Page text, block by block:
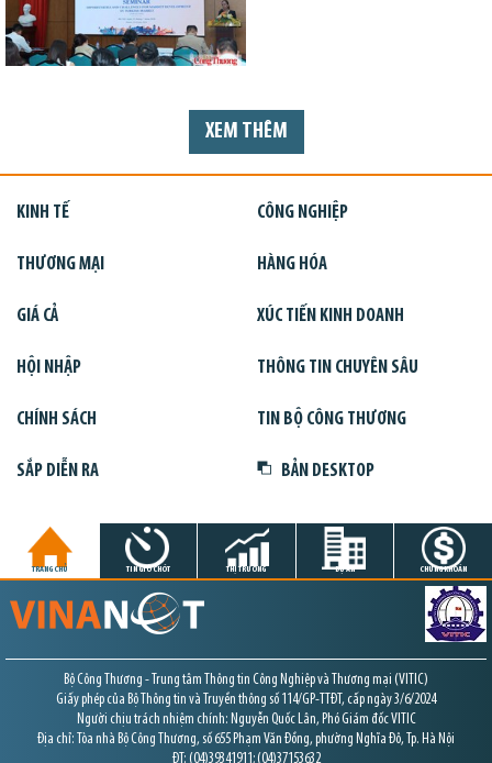
XEM THÊM
KINH TẾ CÔNG NGHIỆP
THƯƠNG MẠI HÀNG HÓA
GIÁ CẢ XÚC TIẾN KINH DOANH
HỘI NHẬP THÔNG TIN CHUYÊN SÂU
CHÍNH SÁCH TIN BỘ CÔNG THƯƠNG
SẮP DIỄN RA BẢN DESKTOP
TRANG CHỦ TIN GIỜ CHÓT THỊ TRƯỜNG DỰ ÁN CHỨNG KHOÁN
Bộ Công Thương - Trung tâm Thông tin Công Nghiệp và Thương mại (VITIC)
Giấy phép của Bộ Thông tin và Truyền thông số 114/GP-TTĐT, cấp ngày 3/6/2024
Người chịu trách nhiệm chính: Nguyễn Quốc Lân, Phó Giám đốc VITIC
Địa chỉ: Tòa nhà Bộ Công Thương, số 655 Phạm Văn Đồng, phường Nghĩa Đô, Tp. Hà Nội
ĐT: (04)39341911; (04)37153632